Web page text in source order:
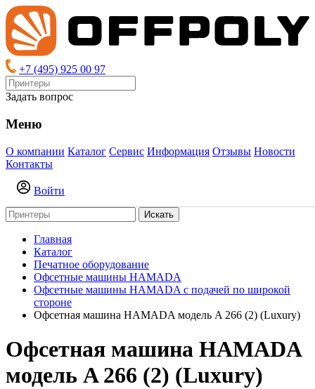
+7 (495) 925 00 97
Задать вопрос
Меню
О компании Каталог Сервис Информация Отзывы Новости
Контакты
Войти
Искать
Главная
Каталог
Печатное оборудование
Офсетные машины HAMADA
Офсетные машины HAMADA с подачей по широкой
стороне
Офсетная машина HAMADA модель A 266 (2) (Luxury)
Офсетная машина HAMADA
модель A 266 (2) (Luxury)